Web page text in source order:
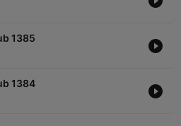
1385
1384